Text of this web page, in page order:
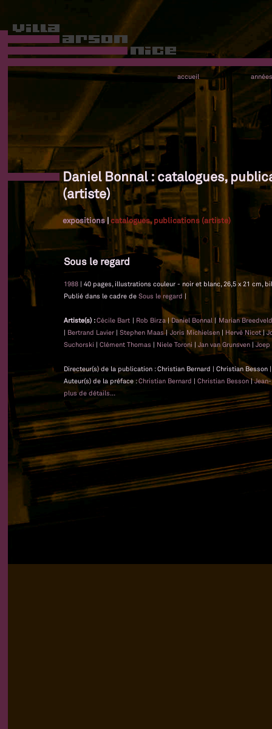
accueil années
Daniel Bonnal : catalogues,
(artiste)
expositions|catalogues, publications (artiste)
Sous le regard
1988 | 40 pages, illustrations couleur - noir et blanc, 26,5 x 21 cm,
Publié dans le cadre de Sous le regard |
Artiste(s) :Cécile Bart | Rob Birza | Daniel Bonnal | Marian Breedveld
| Bertrand Lavier |Stephen Maas|Joris Michielsen| Hervé Nicot|
Suchorski | Clément Thomas | Niele Toroni | Jan van Grunsven |Joep
Directeur(s) de la publication : Christian Bernard | Christian Besson
Auteur(s) de la préface :Christian Bernard | Christian Besson|
plus de détails...